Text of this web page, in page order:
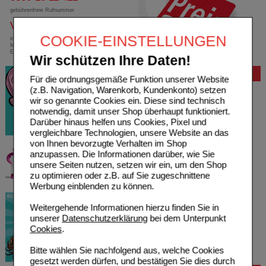
COOKIE-EINSTELLUNGEN
Wir schützen Ihre Daten!
Für die ordnungsgemäße Funktion unserer Website
(z.B. Navigation, Warenkorb, Kundenkonto) setzen
wir so genannte Cookies ein. Diese sind technisch
notwendig, damit unser Shop überhaupt funktioniert.
Darüber hinaus helfen uns Cookies, Pixel und
vergleichbare Technologien, unsere Website an das
von Ihnen bevorzugte Verhalten im Shop
anzupassen. Die Informationen darüber, wie Sie
unsere Seiten nutzen, setzen wir ein, um den Shop
zu optimieren oder z.B. auf Sie zugeschnittene
Werbung einblenden zu können.
Weitergehende Informationen hierzu finden Sie in
unserer Datenschutzerklärungbei dem Unterpunkt
Cookies.
Bitte wählen Sie nachfolgend aus, welche Cookies
gesetzt werden dürfen, und bestätigen Sie dies durch
gebührenfreie Rufnummer
Versandkostenfrei
innerhalb Deutschlands bei einem
Mindestbestellwert von 13,99 Euro oder bei
Einsendung eines Kassenrezeptes
Bewertung